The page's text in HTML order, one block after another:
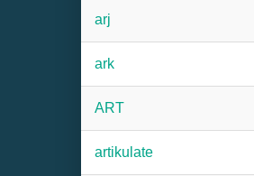
arj
ark
ART
artikulate